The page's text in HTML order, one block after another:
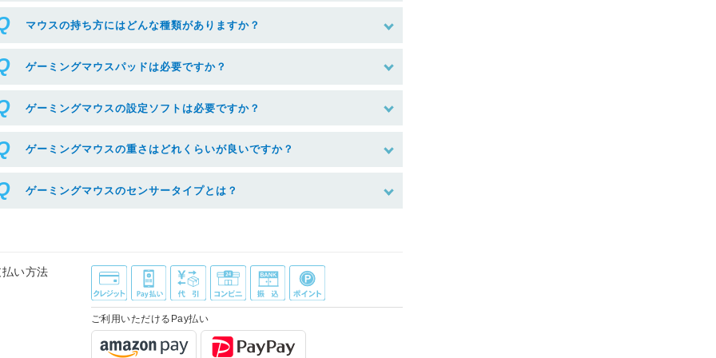
マウスの持ち方にはどんな種類がありますか？
ゲーミングマウスパッドは必要ですか？
ゲーミングマウスの設定ソフトは必要ですか？
ゲーミングマウスの重さはどれくらいが良いですか？
ゲーミングマウスのセンサータイプとは？
い方法
ご利用いただけるPay払い